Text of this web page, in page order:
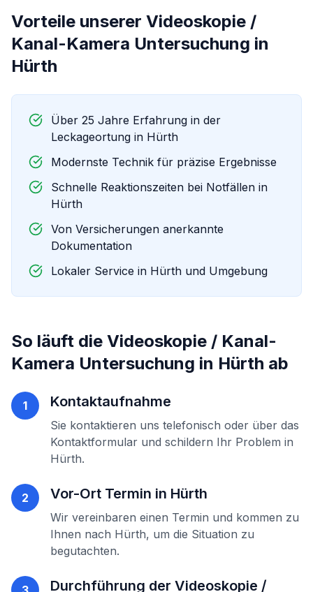
Vorteile unserer Videoskopie /
Kanal-Kamera Untersuchung in
Hürth
Über 25 Jahre Erfahrung in der
Leckageortung in Hürth
Modernste Technik für präzise Ergebnisse
Schnelle Reaktionszeiten bei Notfällen in
Hürth
Von Versicherungen anerkannte
Dokumentation
Lokaler Service in Hürth und Umgebung
So läuft die Videoskopie / Kanal-
Kamera Untersuchung in Hürth ab
1 Kontaktaufnahme
Sie kontaktieren uns telefonisch oder über das
Kontaktformular und schildern Ihr Problem in
Hürth.
2 Vor-Ort Termin in Hürth
Wir vereinbaren einen Termin und kommen zu
Ihnen nach Hürth, um die Situation zu
begutachten.
Durchführung der Videoskopie /